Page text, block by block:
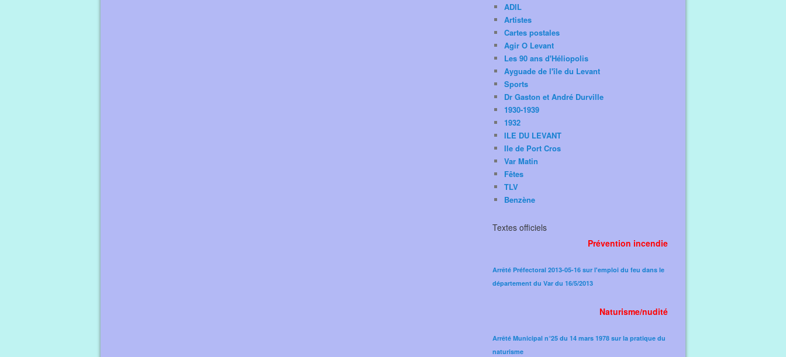
ADIL
Artistes
Cartes postales
Agir O Levant
Les 90 ans d'Héliopolis
Ayguade de l'île du Levant
Sports
Dr Gaston et André Durville
1930-1939
1932
ILE DU LEVANT
Ile de Port Cros
Var Matin
Fêtes
TLV
Benzène
Textes officiels
Prévention incendie
Arrêté Préfectoral 2013-05-16 sur l'emploi du feu dans le
département du Var du 16/5/2013
Naturisme/nudité
Arrêté Municipal n°25 du 14 mars 1978 sur la pratique du
naturisme